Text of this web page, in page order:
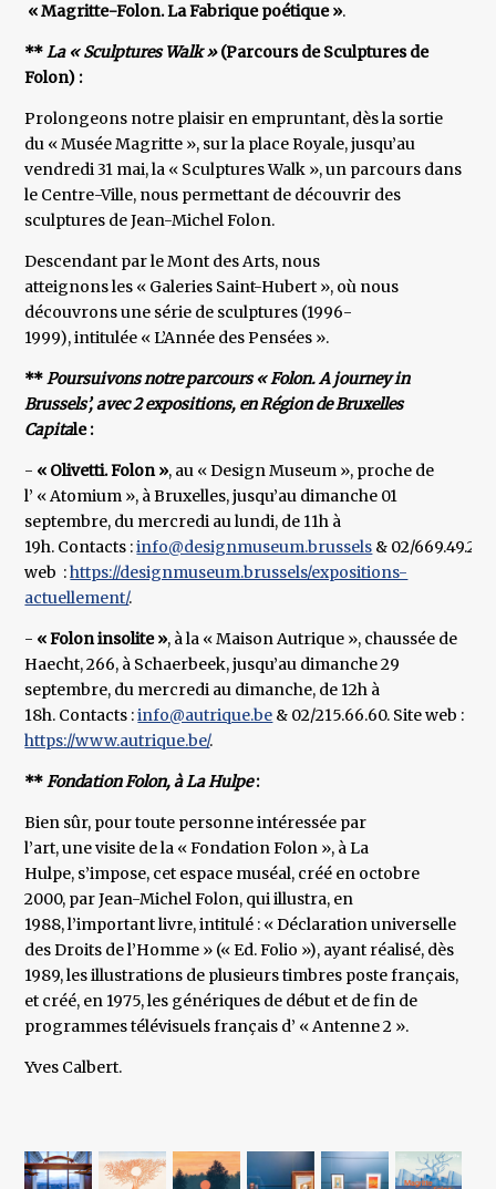
« Magritte-Folon. La Fabrique poétique ».
**La « Sculptures Walk »(Parcours de Sculptures de
Folon) :
Prolongeons notre plaisir en empruntant, dès la sortie
du « Musée Magritte », sur la place Royale, jusqu’au
vendredi 31 mai, la « Sculptures Walk », un parcours dans
le Centre-Ville, nous permettant de découvrir des
sculptures de Jean-Michel Folon.
Descendant par le Mont des Arts, nous
atteignons les « Galeries Saint-Hubert », où nous
découvrons une série de sculptures (1996-
1999), intitulée « L’Année des Pensées ».
**Poursuivons notre parcours « Folon. A journey in
Brussels’, avec 2 expositions, en Région de Bruxelles
Capitale :
- « Olivetti. Folon », au « Design Museum », proche de
l’ « Atomium », à Bruxelles, jusqu’au dimanche 01
septembre, du mercredi au lundi, de 11h à
19h. Contacts :info@designmuseum.brussels & 02/669.49.29.
web :https://designmuseum.brussels/expositions-
actuellement/.
- « Folon insolite », à la « Maison Autrique », chaussée de
Haecht, 266, à Schaerbeek, jusqu’au dimanche 29
septembre, du mercredi au dimanche, de 12h à
18h. Contacts :info@autrique.be & 02/215.66.60. Site web :
https://www.autrique.be/.
**Fondation Folon, à La Hulpe:
Bien sûr, pour toute personne intéressée par
l’art, une visite de la « Fondation Folon », à La
Hulpe, s’impose, cet espace muséal, créé en octobre
2000, par Jean-Michel Folon, qui illustra, en
1988, l’important livre, intitulé : « Déclaration universelle
des Droits de l’Homme » (« Ed. Folio »), ayant réalisé, dès
1989, les illustrations de plusieurs timbres poste français,
et créé, en 1975, les génériques de début et de fin de
programmes télévisuels français d’ « Antenne 2 ».
Yves Calbert.